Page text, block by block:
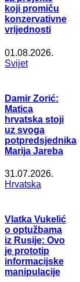
koji promiču
konzervativne
vrijednosti
01.08.2026.
Svijet
Damir Zorić:
Matica
hrvatska stoji
uz svoga
potpredsjednika
Marija Jareba
31.07.2026.
Hrvatska
Vlatka Vukelić
o optužbama
iz Rusije: Ovo
je prototip
informacijske
manipulacije